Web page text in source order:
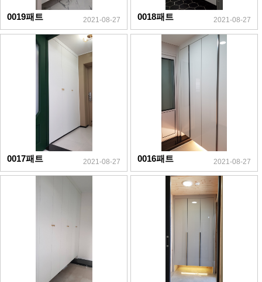
0019패트 2021-08-27 0018패트 2021-08-27
0017패트 2021-08-27 0016패트 2021-08-27